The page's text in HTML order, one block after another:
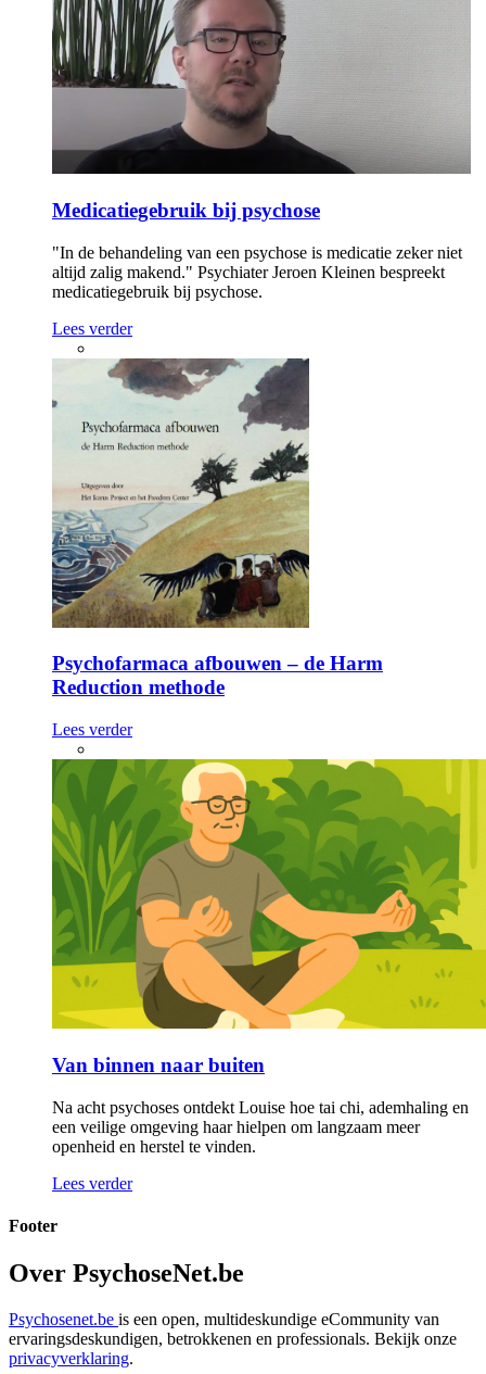
Medicatiegebruik bij psychose
"In de behandeling van een psychose is medicatie zeker niet
altijd zalig makend." Psychiater Jeroen Kleinen bespreekt
medicatiegebruik bij psychose.
Lees verder
Psychofarmaca afbouwen – de Harm
Reduction methode
Lees verder
Van binnen naar buiten
Na acht psychoses ontdekt Louise hoe tai chi, ademhaling en
een veilige omgeving haar hielpen om langzaam meer
openheid en herstel te vinden.
Lees verder
Footer
Over PsychoseNet.be
Psychosenet.be is een open, multideskundige eCommunity van
ervaringsdeskundigen, betrokkenen en professionals. Bekijk onze
privacyverklaring.